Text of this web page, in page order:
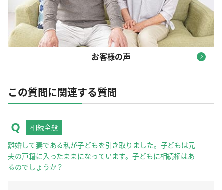
お客様の声
この質問に関連する質問
相続全般
離婚して妻である私が子どもを引き取りました。子どもは元
夫の戸籍に入ったままになっています。子どもに相続権はあ
るのでしょうか？